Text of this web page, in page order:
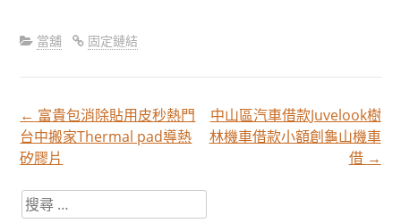
當舖 固定鏈結
文
章
← 富貴包消除貼用皮秒熱門
台中搬家Thermal pad導熱
矽膠片
中山區汽車借款Juvelook樹
林機車借款小額創龜山機車
借 →
搜